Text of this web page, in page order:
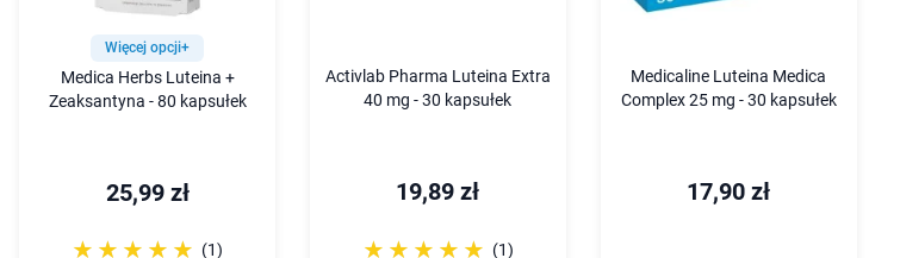
Więcej opcji+
Medica Herbs Luteina +
Zeaksantyna - 80 kapsułek
25,99 zł
☆☆☆☆☆
★★★★★ (1)
Activlab Pharma Luteina Extra
40 mg - 30 kapsułek
19,89 zł
☆☆☆☆☆
★★★★★ (1)
Medicaline Luteina Medica
Complex 25 mg - 30 kapsułek
17,90 zł